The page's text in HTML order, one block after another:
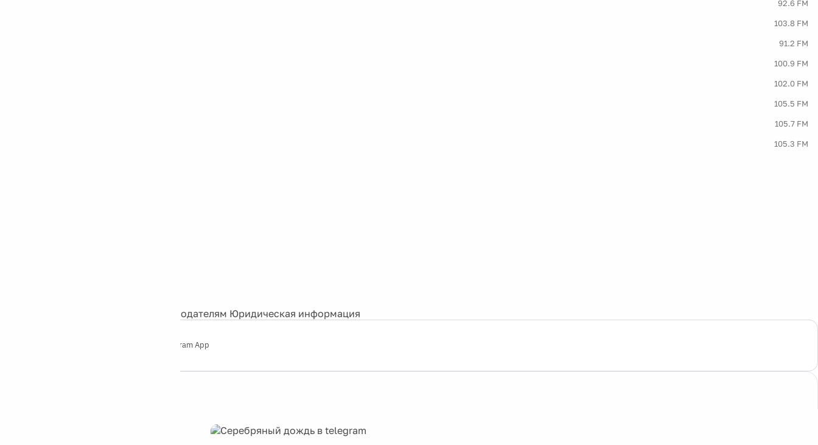
92.6 FM
103.8 FM
91.2 FM
100.9 FM
102.0 FM
105.5 FM
105.7 FM
105.3 FM
Рекламодателям Юридическая информация
Telegram App